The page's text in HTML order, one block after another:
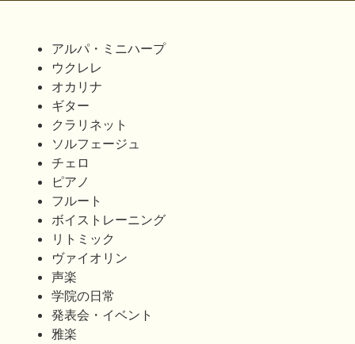
アルパ・ミニハープ
ウクレレ
オカリナ
ギター
クラリネット
ソルフェージュ
チェロ
ピアノ
フルート
ボイストレーニング
リトミック
ヴァイオリン
声楽
学院の日常
発表会・イベント
雅楽